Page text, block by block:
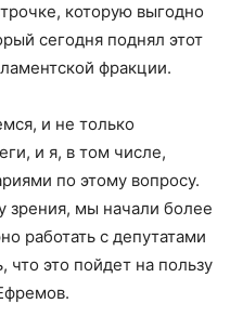
которую выгодно
сегодня поднял этот
фракции.
и не только
и я, в том числе,
по этому вопросу.
зрения, мы начали более
работать с депутатами
это пойдет на пользу